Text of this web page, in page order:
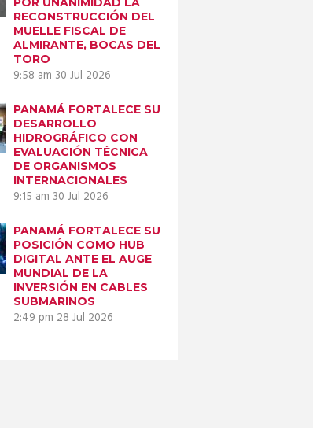
RECONSTRUCCIÓN DEL
MUELLE FISCAL DE
ALMIRANTE, BOCAS DEL
TORO
9:58 am 30 Jul 2026
PANAMÁ FORTALECE SU
DESARROLLO
HIDROGRÁFICO CON
EVALUACIÓN TÉCNICA
DE ORGANISMOS
INTERNACIONALES
9:15 am 30 Jul 2026
PANAMÁ FORTALECE SU
POSICIÓN COMO HUB
DIGITAL ANTE EL AUGE
MUNDIAL DE LA
INVERSIÓN EN CABLES
SUBMARINOS
2:49 pm 28 Jul 2026